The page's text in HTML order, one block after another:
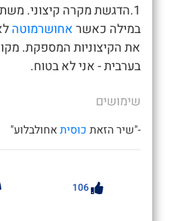
1.הדגשת מקרה קיצוני.
במילה כאשראחושרמוטה
את הקיצוניות המספקת.
בערבית - אני לא בטוח.
שימושים
-"שיר הזאת כוסיתאחולבלוע"
106